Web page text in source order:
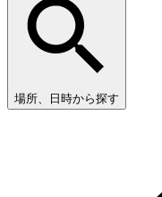
場所、日時から探す